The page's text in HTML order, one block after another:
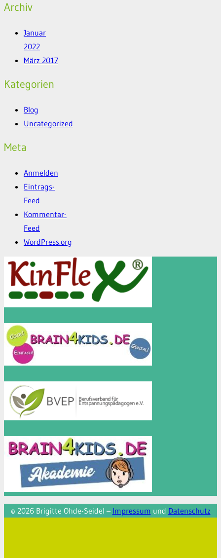
Archiv
Januar
2022
März 2017
Kategorien
Blog
Uncategorized
Meta
Anmelden
Eintrags-
Feed
Kommentar-
Feed
WordPress.org
© 2026 Brigitte Ohde-Seidel – Impressum und Datenschutz